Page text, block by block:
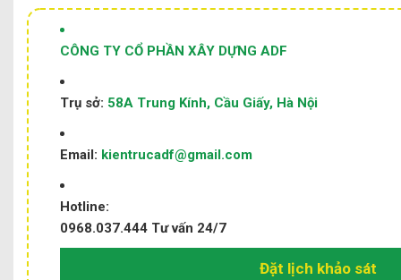
CÔNG TY CỔ PHẦN XÂY DỰNG ADF
Trụ sở: 58A Trung Kính, Cầu Giấy, Hà Nội
Email: kientrucadf@gmail.com
Hotline:
0968.037.444 Tư vấn 24/7
Đặt lịch khảo sát